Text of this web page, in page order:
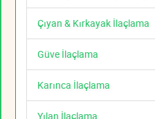
Çıyan & Kırkayak İlaçlama
Güve İlaçlama
Karınca İlaçlama
Yılan İlaçlama